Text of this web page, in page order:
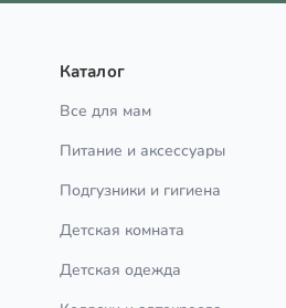
Каталог
Все для мам
Питание и аксессуары
Подгузники и гигиена
Детская комната
Детская одежда